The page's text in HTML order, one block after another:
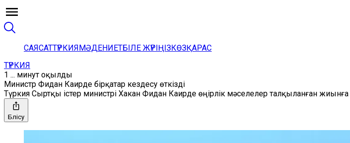
САЯСАТТҮРКИЯМӘДЕНИЕТБІЛЕ ЖҮРІҢІЗКӨЗҚАРАС
ТҮРКИЯ
1 ... минут оқылды
Министр Фидан Каирде бірқатар кездесу өткізді
Түркия Сыртқы істер министрі Хакан Фидан Каирде өңірлік мәселелер талқыланған
Бөлісу